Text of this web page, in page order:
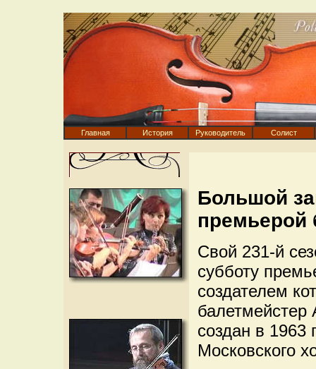
Главная История Руководитель Солист
Большой
премьерой
Свой 231-й
субботу
создателем
создан в 1963
Московского